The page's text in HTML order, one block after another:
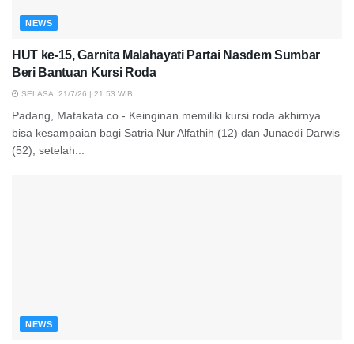
NEWS
HUT ke-15, Garnita Malahayati Partai Nasdem Sumbar
Beri Bantuan Kursi Roda
SELASA, 21/7/26 | 21:53 WIB
Padang, Matakata.co - Keinginan memiliki kursi roda akhirnya
bisa kesampaian bagi Satria Nur Alfathih (12) dan Junaedi Darwis
(52), setelah...
NEWS